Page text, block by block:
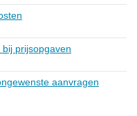
prijsopgaven
aanvragen